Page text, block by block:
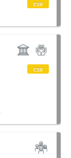
csv
csv